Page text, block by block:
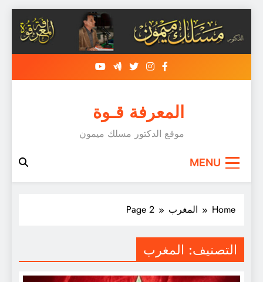
content
المعرفة قـوة
موقع الدكتور مسلك ميمون
MENU
Home المغرب Page 2
التصنيف:المغرب